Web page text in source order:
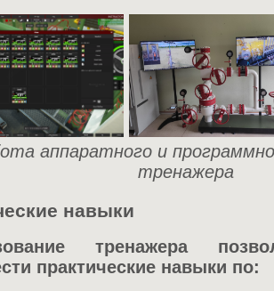
аппаратного и
тренажера
навыки
тренажера
практические навыки по: